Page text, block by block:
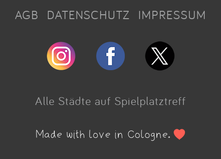
AGB DATENSCHUTZ IMPRESSUM
Alle Städte auf Spielplatztreff
Made with love in Cologne.